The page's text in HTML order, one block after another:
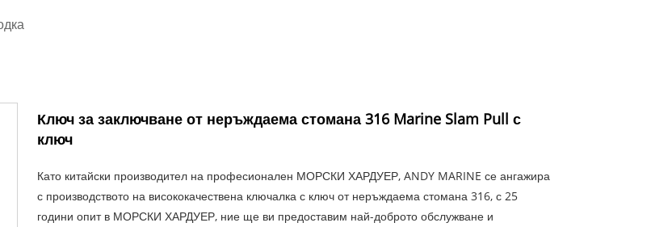
Ключ за заключване от неръждаема стомана 316 Marine Slam Pull с
ключ
Като китайски производител на професионален МОРСКИ ХАРДУЕР, ANDY MARINE се ангажира
с производството на висококачествена ключалка с ключ от неръждаема стомана 316, с 25
години опит в МОРСКИ ХАРДУЕР, ние ще ви предоставим най-доброто обслужване и